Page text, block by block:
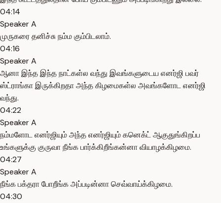
04:14
Speaker A
முருகரை தனிச்சு நம்ம கும்பிடலாம்.
04:16
Speaker A
ஆனா இந்த இந்த நாட்கள்ல வந்து இவங்களுடைய எனர்ஜி பவர்
ஸ்ட்ராங்கா இருக்கிறதா அந்த கிழமைகள்ல அவங்களோட எனர்ஜி
வந்து.
04:22
Speaker A
நம்மளோட எனர்ஜியும் அந்த எனர்ஜியும் கனெக்ட் ஆகுதுங்கிறப்ப
உங்களுக்கு குருவா நீங்க பார்க்கிறீங்கன்னா வியாழக்கிழமை.
04:27
Speaker A
நீங்க பக்தரா போறீங்க அப்படின்னா செவ்வாய்க்கிழமை.
04:30